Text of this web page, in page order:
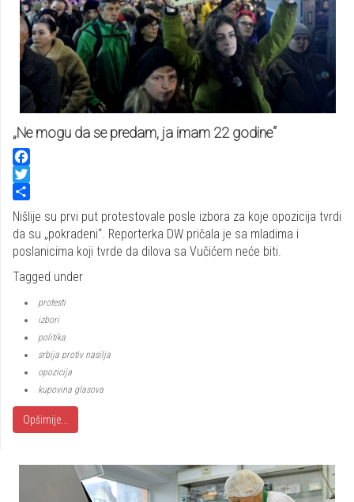
„Ne mogu da se predam, ja imam 22 godine“
Facebook
Twitter
Share
Nišlije su prvi put protestovale posle izbora za koje opozicija tvrdi
da su „pokradeni“. Reporterka DW pričala je sa mladima i
poslanicima koji tvrde da dilova sa Vučićem neće biti.
Tagged under
protesti
izbori
politika
srbija protiv nasilja
opozicija
kupovina glasova
Opširnije...